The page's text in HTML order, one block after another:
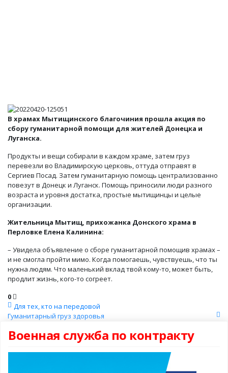
В храмах Мытищинского благочиния прошла акция по
сбору гуманитарной помощи для жителей Донецка и
Луганска.
Продукты и вещи собирали в каждом храме, затем груз
перевезли во Владимирскую церковь, оттуда отправят в
Сергиев Посад. Затем гуманитарную помощь централизованно
повезут в Донецк и Луганск. Помощь приносили люди разного
возраста и уровня достатка, простые мытищинцы и целые
организации.
Жительница Мытищ, прихожанка Донского храма в
Перловке Елена Калинина:
– Увидела объявление о сборе гуманитарной помощив храмах –
и не смогла пройти мимо. Когда помогаешь, чувствуешь, что ты
нужна людям. Что маленький вклад твой кому-то, может быть,
продлит жизнь, кого-то согреет.
0
Для тех, кто на передовой
Гуманитарный груз здоровья
Военная служба по контракту